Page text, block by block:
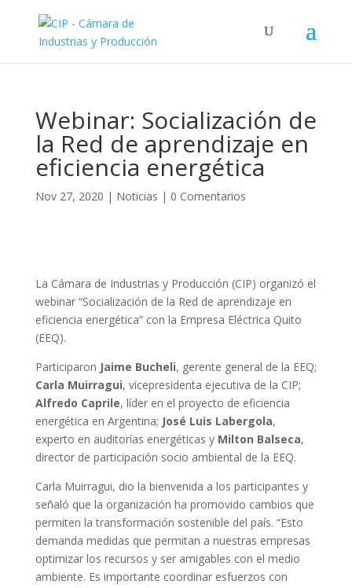
Webinar: Socialización de
la Red de aprendizaje en
eficiencia energética
Nov 27, 2020 | Noticias | 0 Comentarios
La Cámara de Industrias y Producción (CIP) organizó el
webinar “Socialización de la Red de aprendizaje en
eficiencia energética” con la Empresa Eléctrica Quito
(EEQ).
Participaron Jaime Bucheli, gerente general de la EEQ;
Carla Muirragui, vicepresidenta ejecutiva de la CIP;
Alfredo Caprile, líder en el proyecto de eficiencia
energética en Argentina; José Luis Labergola,
experto en auditorías energéticas y Milton Balseca,
director de participación socio ambiental de la EEQ.
Carla Muirragui, dio la bienvenida a los participantes y
señaló que la organización ha promovido cambios que
permiten la transformación sostenible del país. “Esto
demanda medidas que permitan a nuestras empresas
optimizar los recursos y ser amigables con el medio
ambiente. Es importante coordinar esfuerzos con